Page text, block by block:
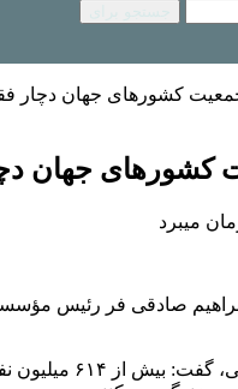
کشورهای جهان دچار
کشورهای جهان
صادقی فر رئیس